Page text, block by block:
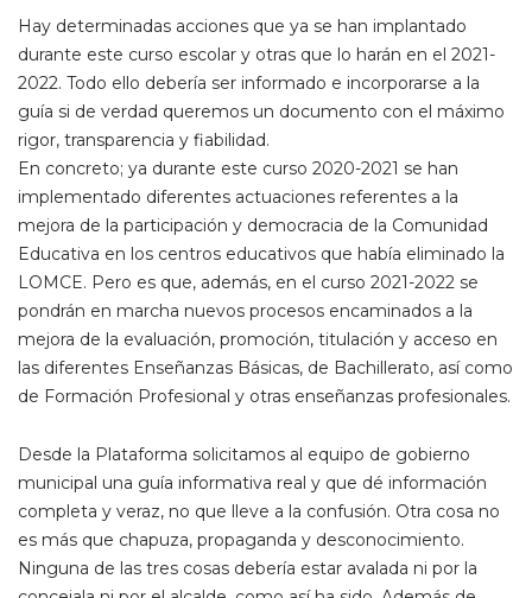
Hay determinadas acciones que ya se han implantado
durante este curso escolar y otras que lo harán en el 2021-
2022. Todo ello debería ser informado e incorporarse a la
guía si de verdad queremos un documento con el máximo
rigor, transparencia y fiabilidad.
En concreto; ya durante este curso 2020-2021 se han
implementado diferentes actuaciones referentes a la
mejora de la participación y democracia de la Comunidad
Educativa en los centros educativos que había eliminado la
LOMCE. Pero es que, además, en el curso 2021-2022 se
pondrán en marcha nuevos procesos encaminados a la
mejora de la evaluación, promoción, titulación y acceso en
las diferentes Enseñanzas Básicas, de Bachillerato, así como
de Formación Profesional y otras enseñanzas profesionales.
Desde la Plataforma solicitamos al equipo de gobierno
municipal una guía informativa real y que dé información
completa y veraz, no que lleve a la confusión. Otra cosa no
es más que chapuza, propaganda y desconocimiento.
Ninguna de las tres cosas debería estar avalada ni por la